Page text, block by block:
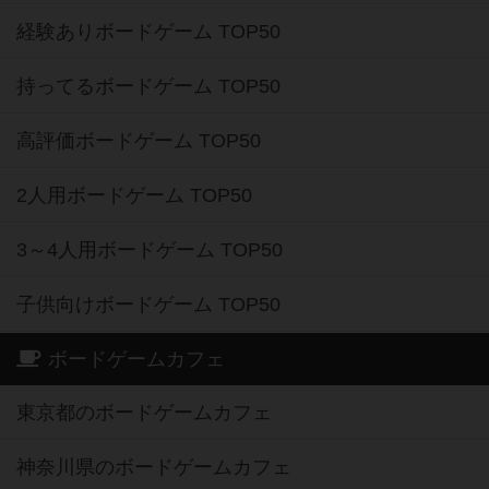
経験ありボードゲーム TOP50
持ってるボードゲーム TOP50
高評価ボードゲーム TOP50
2人用ボードゲーム TOP50
3～4人用ボードゲーム TOP50
子供向けボードゲーム TOP50
ボードゲームカフェ
東京都のボードゲームカフェ
神奈川県のボードゲームカフェ